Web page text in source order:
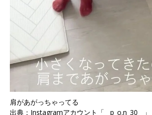
肩があがっちゃってる
出典：Instagramアカウント「__p_o.n_30__」